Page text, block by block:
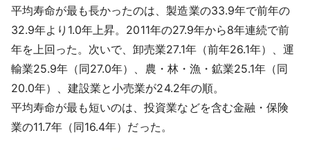
平均寿命が最も長かったのは、製造業の33.9年で前年の
32.9年より1.0年上昇。2011年の27.9年から8年連続で前
年を上回った。次いで、卸売業27.1年（前年26.1年）、運
輸業25.9年（同27.0年）、農・林・漁・鉱業25.1年（同
20.0年）、建設業と小売業が24.2年の順。
平均寿命が最も短いのは、投資業などを含む金融・保険
業の11.7年（同16.4年）だった。